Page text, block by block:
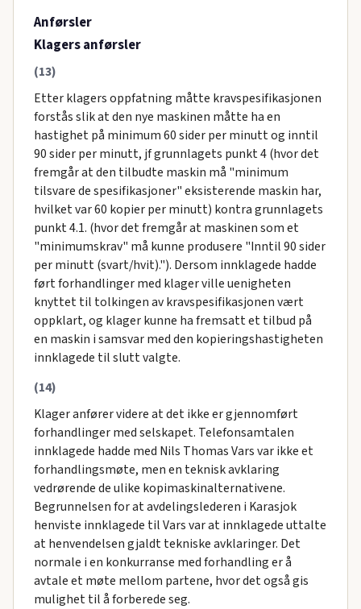
Anførsler
Klagers anførsler
(13)
Etter klagers oppfatning måtte kravspesifikasjonen
forstås slik at den nye maskinen måtte ha en
hastighet på minimum 60 sider per minutt og inntil
90 sider per minutt, jf grunnlagets punkt 4 (hvor det
fremgår at den tilbudte maskin må "minimum
tilsvare de spesifikasjoner" eksisterende maskin har,
hvilket var 60 kopier per minutt) kontra grunnlagets
punkt 4.1. (hvor det fremgår at maskinen som et
"minimumskrav" må kunne produsere "Inntil 90 sider
per minutt (svart/hvit)."). Dersom innklagede hadde
ført forhandlinger med klager ville uenigheten
knyttet til tolkingen av kravspesifikasjonen vært
oppklart, og klager kunne ha fremsatt et tilbud på
en maskin i samsvar med den kopieringshastigheten
innklagede til slutt valgte.
(14)
Klager anfører videre at det ikke er gjennomført
forhandlinger med selskapet. Telefonsamtalen
innklagede hadde med Nils Thomas Vars var ikke et
forhandlingsmøte, men en teknisk avklaring
vedrørende de ulike kopimaskinalternativene.
Begrunnelsen for at avdelingslederen i Karasjok
henviste innklagede til Vars var at innklagede uttalte
at henvendelsen gjaldt tekniske avklaringer. Det
normale i en konkurranse med forhandling er å
avtale et møte mellom partene, hvor det også gis
mulighet til å forberede seg.